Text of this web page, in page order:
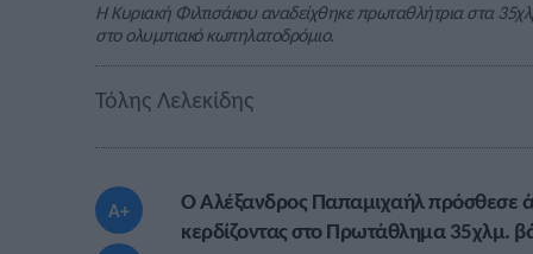
Η Κυριακή Φιλτισάκου αναδείχθηκε πρωταθλήτρια στα
στο ολυμπιακό κωπηλατοδρόμιο.
Τόλης Λελεκίδης
A+
Ο Αλέξανδρος Παπαμιχαήλ πρόσθεσε
κερδίζοντας στο Πρωτάθλημα 35χλμ.